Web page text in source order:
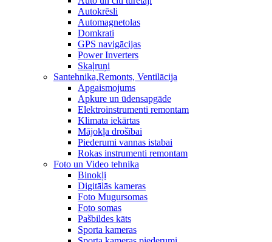
Autokrēsli
Automagnetolas
Domkrati
GPS navigācijas
Power Inverters
Skaļruņi
Santehnika,Remonts, Ventilācija
Apgaismojums
Apkure un ūdensapgāde
Elektroinstrumenti remontam
Klimata iekārtas
Mājokļa drošībai
Piederumi vannas istabai
Rokas instrumenti remontam
Foto un Video tehnika
Binokļi
Digitālās kameras
Foto Mugursomas
Foto somas
Pašbildes kāts
Sporta kameras